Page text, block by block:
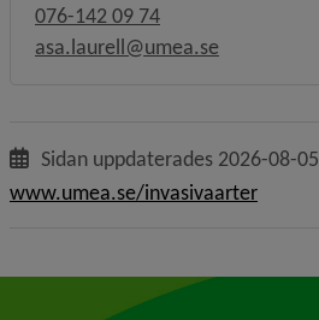
076-142 09 74
asa.laurell@umea.se
Sidan uppdaterades 2026-08-05
www.umea.se/invasivaarter